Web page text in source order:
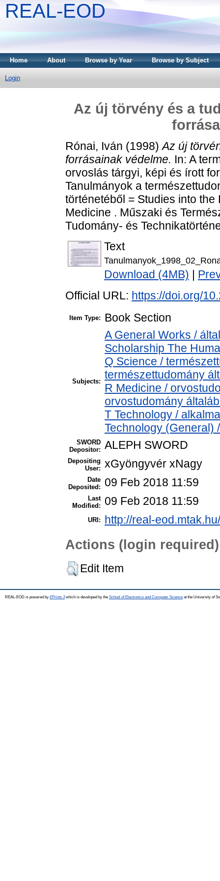
REAL-EOD
Home About Browse by Year Browse by Subject
Login
Az új törvény és a
Rónai, Iván (1998)Az új
forrásainak védelme. In: A
orvoslás tárgyi, képi és írott
Tanulmányok a
történetéből = Studies into
Medicine . Műszaki és
Tudomány- és
Text
Download (4MB)
Official URL: https://doi.org/
Item Type: Book Section
Subjects:
A General Works /
Scholarship The
Q Science /
természettudomány
R Medicine /
orvostudomány
T Technology /
Technology (General)
SWORD
Depositor: ALEPH SWORD
Depositing
User: xGyöngyvér xNagy
Date
Deposited:
09 Feb 2018 11:59
Last
Modified:
09 Feb 2018 11:59
URI: http://real-
Actions (login required)
Edit Item
REAL-EOD is powered by EPrints 3which is developed by the School of Electronics and Computer Science at the University of